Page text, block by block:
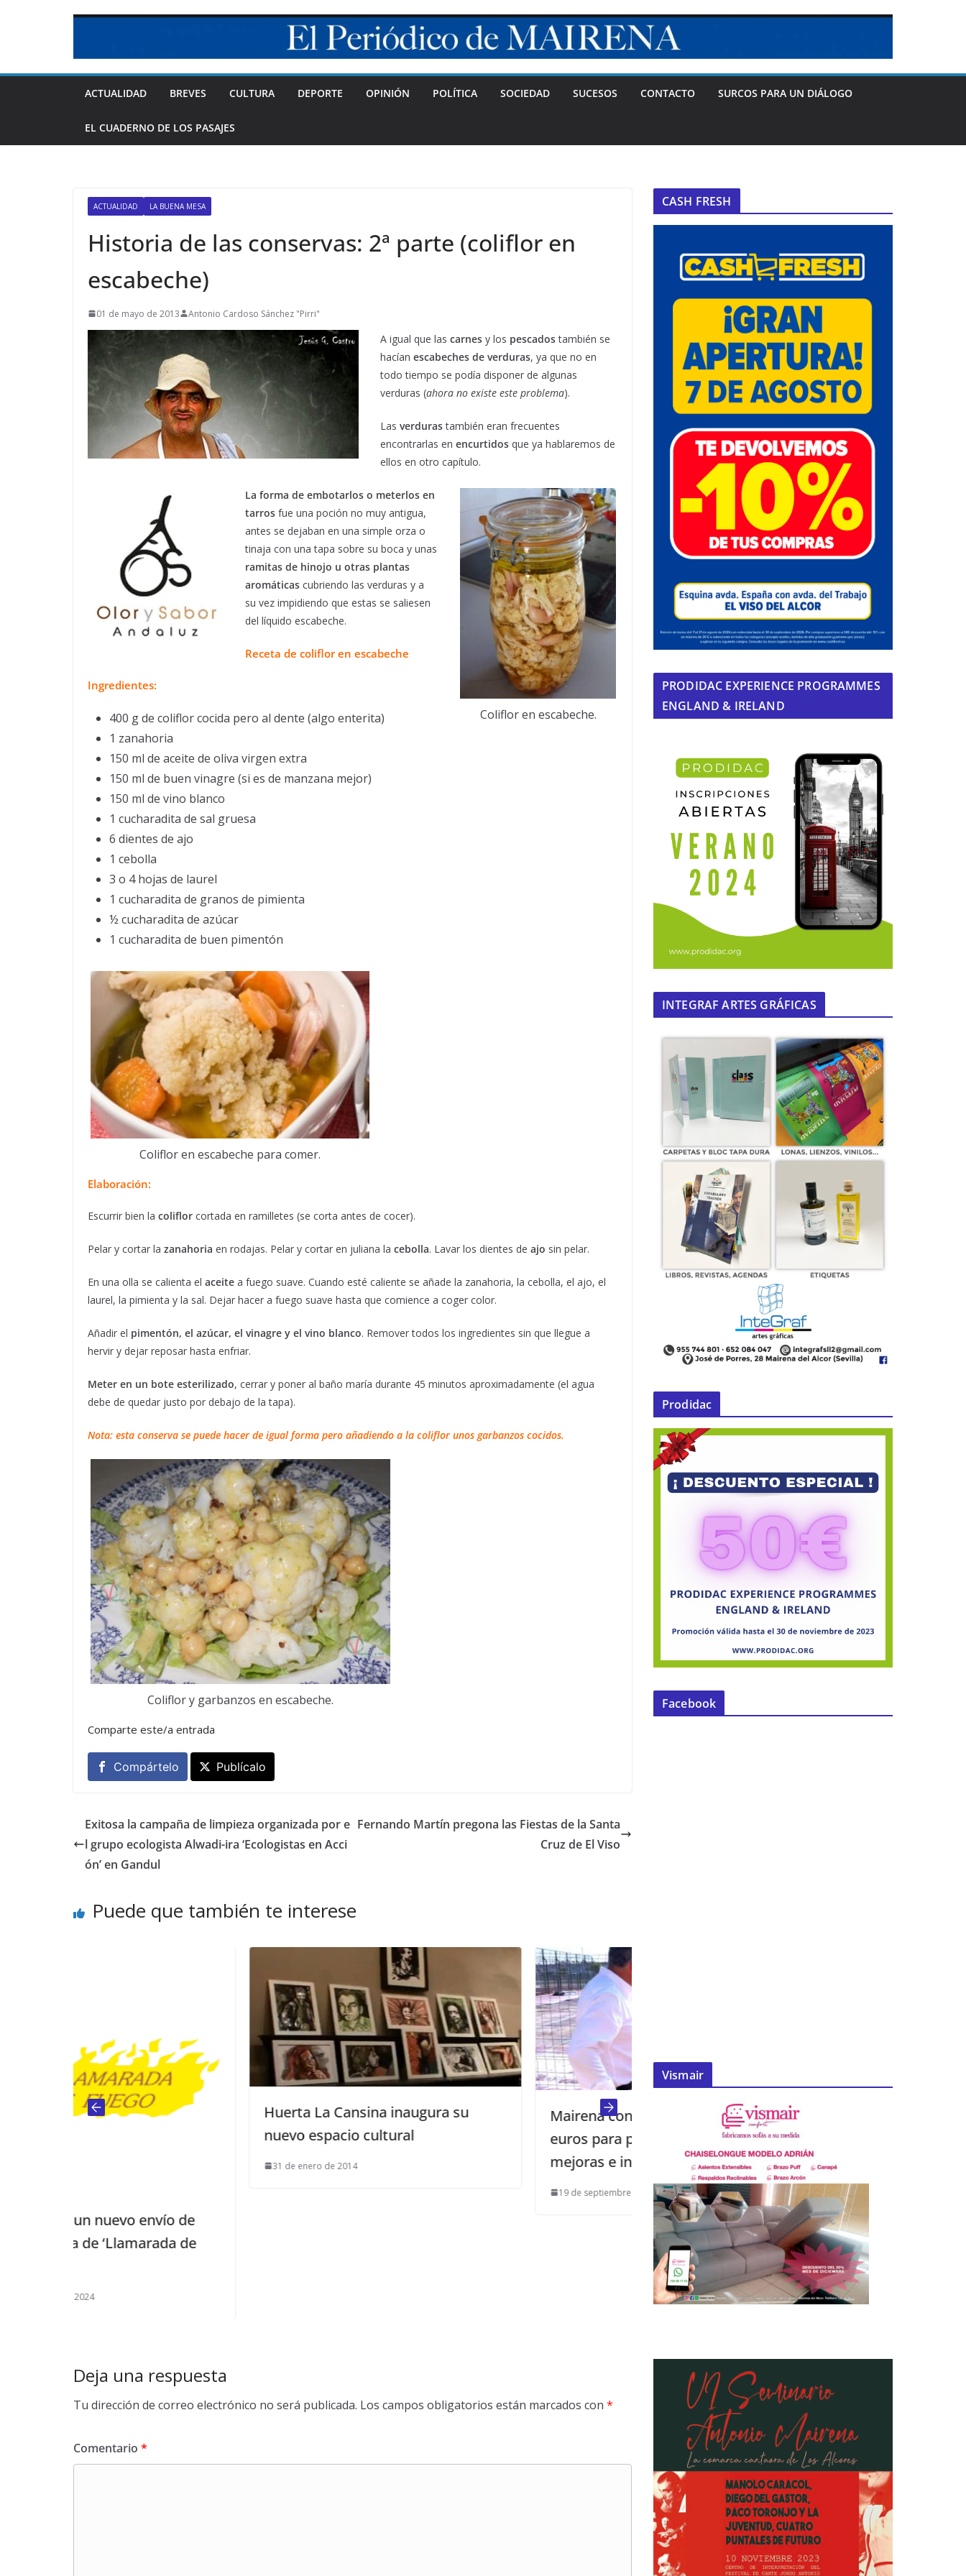
ACTUALIDAD BREVES CULTURA DEPORTE OPINIÓN POLÍTICA SOCIEDAD SUCESOS CONTACTO SURCOS PARA UN DIÁLOGO
EL CUADERNO DE LOS PASAJES
ACTUALIDAD LA BUENA MESA
Historia de las conservas: 2ª parte (coliflor en
escabeche)
01 de mayo de 2013 Antonio Cardoso Sánchez "Pirri"
A igual que las carnes y los pescadostambién se
hacían escabeches de verduras, ya que no en
todo tiempo se podía disponer de algunas
verduras (ahora no existe este problema).
Las verdurastambién eran frecuentes
encontrarlas en encurtidos que ya hablaremos de
ellos en otro capítulo.
Coliflor en escabeche.
La forma de embotarlos o meterlos en
tarros fue una poción no muy antigua,
antes se dejaban en una simple orza o
tinaja con una tapa sobre su boca y unas
ramitas de hinojo u otras plantas
aromáticas cubriendo las verduras y a
su vez impidiendo que estas se saliesen
del líquido escabeche.
Receta de coliflor en escabeche
Ingredientes:
400 g de coliflor cocida pero al dente (algo enterita)
1 zanahoria
150 ml de aceite de oliva virgen extra
150 ml de buen vinagre (si es de manzana mejor)
150 ml de vino blanco
1 cucharadita de sal gruesa
6 dientes de ajo
1 cebolla
3 o 4 hojas de laurel
1 cucharadita de granos de pimienta
½ cucharadita de azúcar
1 cucharadita de buen pimentón
Coliflor en escabeche para comer.
Elaboración:
Escurrir bien la coliflor cortada en ramilletes (se corta antes de cocer).
Pelar y cortar la zanahoria en rodajas. Pelar y cortar en juliana la cebolla. Lavar los dientes de ajo sin pelar.
En una olla se calienta el aceite a fuego suave. Cuando esté caliente se añade la zanahoria, la cebolla, el ajo, el
laurel, la pimienta y la sal. Dejar hacer a fuego suave hasta que comience a coger color.
Añadir el pimentón, el azúcar, el vinagre y el vino blanco. Remover todos los ingredientes sin que llegue a
hervir y dejar reposar hasta enfriar.
Meter en un bote esterilizado, cerrar y poner al baño maría durante 45 minutos aproximadamente (el agua
debe de quedar justo por debajo de la tapa).
Nota: esta conserva se puede hacer de igual forma pero añadiendo a la coliflor unos garbanzos cocidos.
Coliflor y garbanzos en escabeche.
Comparte este/a entrada
Compártelo Publícalo
Exitosa la campaña de limpieza organizada por e
l grupo ecologista Alwadi-ira ‘Ecologistas en Acci
ón’ en Gandul
Fernando Martín pregona las Fiestas de la Santa
Cruz de El Viso
Puede que también te interese
Huerta La Cansina inaugura su
Mairena contará con 2,1 millones de
euros para próximas inversiones en
mejoras e infraestructuras
Malawi recibe un nuevo envío de
ayuda solidaria de ‘Llamarada de
Fuego’
26 de septiembre de 2024
Deja una respuesta
Tu dirección de correo electrónico no será publicada. Los campos obligatorios están marcados con *
Comentario *
CASH FRESH
PRODIDAC EXPERIENCE PROGRAMMES
ENGLAND & IRELAND
INTEGRAF ARTES GRÁFICAS
Prodidac
Facebook
Vismair